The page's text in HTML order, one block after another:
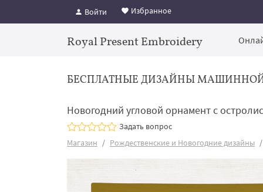
Войти Избранное
Royal Present Embroidery
БЕСПЛАТНЫЕ ДИЗАЙНЫ
Новогодний угловой орнамент с
Задать вопрос
Магазин
Рождественские и Новогодние дизайны